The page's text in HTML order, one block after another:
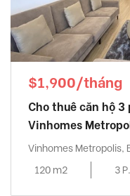
$1,900/tháng
Cho thuê căn hộ
Vinhomes
Vinhomes Metropolis,
120 m2
3